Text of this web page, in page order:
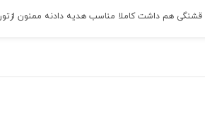
هم داشت کاملا مناسب هدیه دادنه ممنون